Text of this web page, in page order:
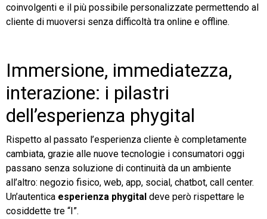
coinvolgenti e il più possibile personalizzate permettendo al
cliente di muoversi senza difficoltà tra online e offline.
Immersione, immediatezza,
interazione: i pilastri
dell’esperienza phygital
Rispetto al passato l’esperienza cliente è completamente
cambiata, grazie alle nuove tecnologie i consumatori oggi
passano senza soluzione di continuità da un ambiente
all’altro: negozio fisico, web, app, social, chatbot, call center.
Un’autentica esperienza phygital deve però rispettare le
cosiddette tre “I”.